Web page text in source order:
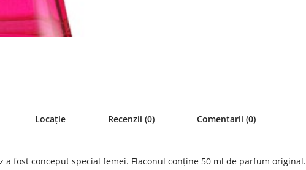
Locație Recenzii (0) Comentarii (0)
a fost conceput special femei. Flaconul conține 50 ml de parfum original.